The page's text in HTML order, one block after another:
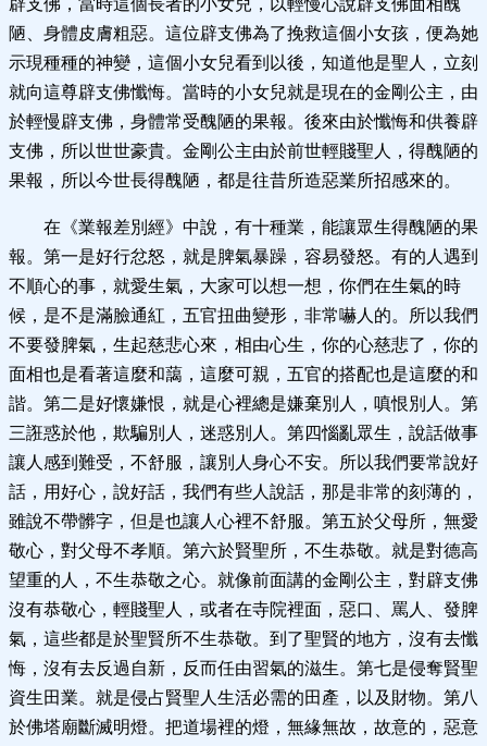
辟支佛，當時這個長者的小女兒，以輕慢心說辟支佛面相醜
陋、身體皮膚粗惡。這位辟支佛為了挽救這個小女孩，便為她
示現種種的神變，這個小女兒看到以後，知道他是聖人，立刻
就向這尊辟支佛懺悔。當時的小女兒就是現在的金剛公主，由
於輕慢辟支佛，身體常受醜陋的果報。後來由於懺悔和供養辟
支佛，所以世世豪貴。金剛公主由於前世輕賤聖人，得醜陋的
果報，所以今世長得醜陋，都是往昔所造惡業所招感來的。
在《業報差別經》中說，有十種業，能讓眾生得醜陋的果
報。第一是好行忿怒，就是脾氣暴躁，容易發怒。有的人遇到
不順心的事，就愛生氣，大家可以想一想，你們在生氣的時
候，是不是滿臉通紅，五官扭曲變形，非常嚇人的。所以我們
不要發脾氣，生起慈悲心來，相由心生，你的心慈悲了，你的
面相也是看著這麼和藹，這麼可親，五官的搭配也是這麼的和
諧。第二是好懷嫌恨，就是心裡總是嫌棄別人，嗔恨別人。第
三誑惑於他，欺騙別人，迷惑別人。第四惱亂眾生，說話做事
讓人感到難受，不舒服，讓別人身心不安。所以我們要常說好
話，用好心，說好話，我們有些人說話，那是非常的刻薄的，
雖說不帶髒字，但是也讓人心裡不舒服。第五於父母所，無愛
敬心，對父母不孝順。第六於賢聖所，不生恭敬。就是對德高
望重的人，不生恭敬之心。就像前面講的金剛公主，對辟支佛
沒有恭敬心，輕賤聖人，或者在寺院裡面，惡口、罵人、發脾
氣，這些都是於聖賢所不生恭敬。到了聖賢的地方，沒有去懺
悔，沒有去反過自新，反而任由習氣的滋生。第七是侵奪賢聖
資生田業。就是侵占賢聖人生活必需的田產，以及財物。第八
於佛塔廟斷滅明燈。把道場裡的燈，無緣無故，故意的，惡意